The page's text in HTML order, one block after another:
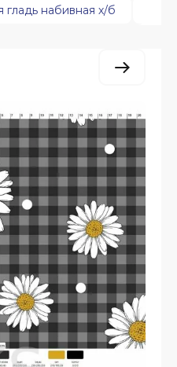
гладь набивная х/б